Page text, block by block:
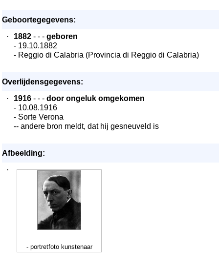
Geboortegegevens:
·
1882 - - - geboren
- 19.10.1882
- Reggio di Calabria (Provincia di Reggio di Calabria)
Overlijdensgegevens:
·
1916 - - - door ongeluk omgekomen
- 10.08.1916
- Sorte Verona
-- andere bron meldt, dat hij gesneuveld is
Afbeelding:
·
- portretfoto kunstenaar